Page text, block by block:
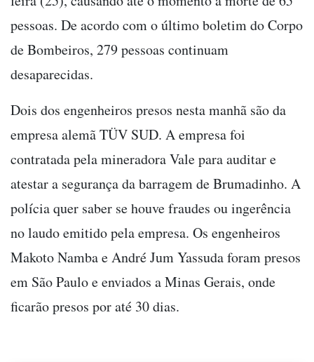
pessoas. De acordo com o último boletim do Corpo
de Bombeiros, 279 pessoas continuam
desaparecidas.
Dois dos engenheiros presos nesta manhã são da
empresa alemã TÜV SUD. A empresa foi
contratada pela mineradora Vale para auditar e
atestar a segurança da barragem de Brumadinho. A
polícia quer saber se houve fraudes ou ingerência
no laudo emitido pela empresa. Os engenheiros
Makoto Namba e André Jum Yassuda foram presos
em São Paulo e enviados a Minas Gerais, onde
ficarão presos por até 30 dias.